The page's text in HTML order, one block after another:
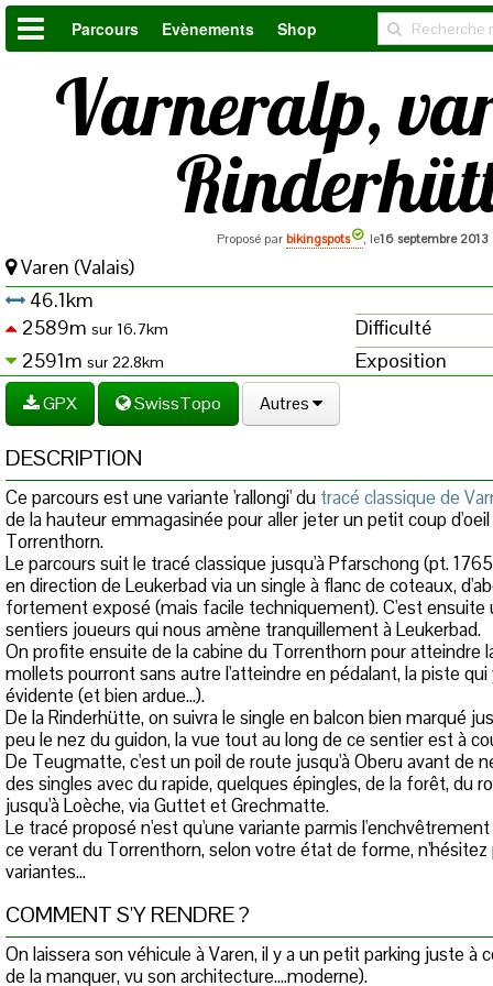
Parcours Evènements Shop
Varneralp,
Proposé parbikingspots , le16 septembre 2013
Varen (Valais)
46.1km
2589m sur 16.7km
Difficulté
2591m sur 22.8km Exposition
GPX SwissTopo Autres
DESCRIPTION
Ce parcours est une variante 'rallongi' du tracé classique de
de la hauteur emmagasinée pour aller jeter un petit coup
Torrenthorn.
Le parcours suit le tracé classique jusqu'à Pfarschong (pt.
en direction de Leukerbad via un single à flanc de coteaux,
fortement exposé (mais facile techniquement). C'est ensuite
sentiers joueurs qui nous amène tranquillement à Leukerbad.
On profite ensuite de la cabine du Torrenthorn pour atteindre
mollets pourront sans autre l'atteindre en pédalant, la piste
évidente (et bien ardue...).
De la Rinderhütte, on suivra le single en balcon bien marqué
peu le nez du guidon, la vue tout au long de ce sentier est à
De Teugmatte, c'est un poil de route jusqu'à Oberu avant de
des singles avec du rapide, quelques épingles, de la forêt, du
jusqu'à Loèche, via Guttet et Grechmatte.
Le tracé proposé n'est qu'une variante parmis
ce verant du Torrenthorn, selon votre état de forme, n'hésitez
variantes...
COMMENT S'Y RENDRE ?
On laissera son véhicule à Varen, il y a un petit parking juste à
de la manquer, vu son architecture....moderne).